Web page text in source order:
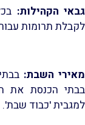
גבאי הקהילות:
לקבלת תרומות
מאירי השבת:
בבתי הכנסת את
למגבית 'כבוד שבת'.